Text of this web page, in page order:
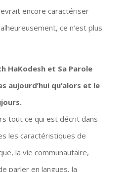
encore caractériser
ce n’est plus
HaKodesh et Sa Parole
aujourd’hui qu’alors et le
tout ce qui est décrit dans
les caractéristiques de
la vie communautaire,
parler en langues, la